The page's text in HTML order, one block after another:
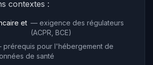
contextes :
et — exigence des régulateurs
(ACPR, BCE)
pour l'hébergement de
de santé